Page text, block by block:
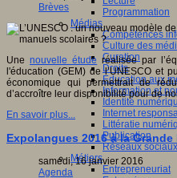
Programmation
Médias
Compétences
Culture des
Curation
Droits
Education aux
Information et
Identité
Internet
Littératie
Publication
Réseaux sociaux
Métiers
Entrepreneuriat
Brèves
Unenouvelle étude réalisée par
l'éducation (GEM) de l’UNESCO et
économique qui permettrait de
d’accroître leur disponibilité pour de
En savoir plus...
Expolangues 2016 à la
samedi, 16 janvier 2016
Agenda